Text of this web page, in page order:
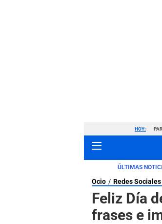
HOY:
ÚLTIMAS
Ocio Redes Sociales
Feliz Día
frases e